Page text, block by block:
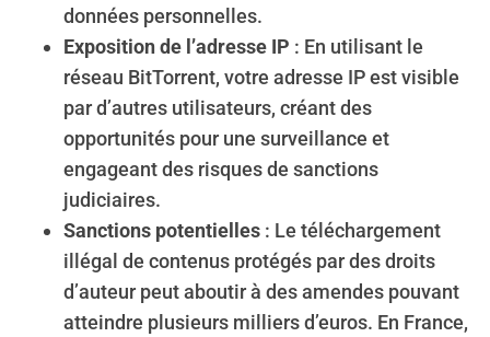
données personnelles.
Exposition de l’adresse IP : En utilisant le
réseau BitTorrent, votre adresse IP est visible
par d’autres utilisateurs, créant des
opportunités pour une surveillance et
engageant des risques de sanctions
judiciaires.
Sanctions potentielles: Le téléchargement
illégal de contenus protégés par des droits
d’auteur peut aboutir à des amendes pouvant
atteindre plusieurs milliers d’euros. En France,
S
e
a
r
c
h